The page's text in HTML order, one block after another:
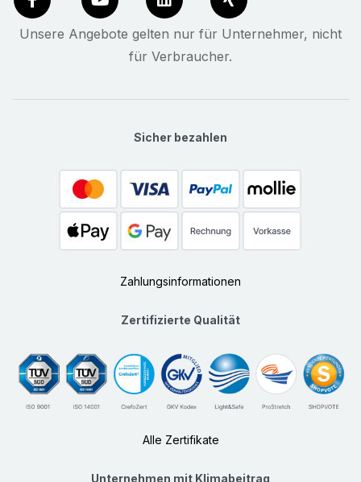
Unsere Angebote gelten nur für Unternehmer, nicht
für Verbraucher.
Sicher bezahlen
Zahlungsinformationen
Zertifizierte Qualität
Alle Zertifikate
Unternehmen mit Klimabeitrag